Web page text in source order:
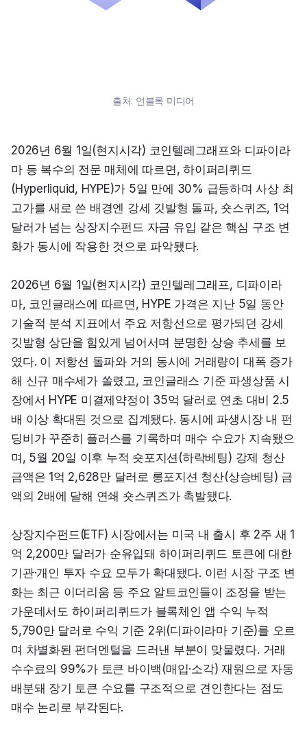
출처: 언블록 미디어
2026년 6월 1일(현지시각) 코인텔레그래프와 디파이라
마 등 복수의 전문 매체에 따르면, 하이퍼리퀴드
(Hyperliquid, HYPE)가 5일 만에 30% 급등하며 사상 최
고가를 새로 쓴 배경엔 강세 깃발형 돌파, 숏스퀴즈, 1억
달러가 넘는 상장지수펀드 자금 유입 같은 핵심 구조 변
화가 동시에 작용한 것으로 파악됐다.
2026년 6월 1일(현지시각) 코인텔레그래프, 디파이라
마, 코인글래스에 따르면, HYPE 가격은 지난 5일 동안
기술적 분석 지표에서 주요 저항선으로 평가되던 강세
깃발형 상단을 힘있게 넘어서며 분명한 상승 추세를 보
였다. 이 저항선 돌파와 거의 동시에 거래량이 대폭 증가
해 신규 매수세가 쏠렸고, 코인글래스 기준 파생상품 시
장에서 HYPE 미결제약정이 35억 달러로 연초 대비 2.5
배 이상 확대된 것으로 집계됐다. 동시에 파생시장 내 펀
딩비가 꾸준히 플러스를 기록하며 매수 수요가 지속됐으
며, 5월 20일 이후 누적 숏포지션(하락베팅) 강제 청산
금액은 1억 2,628만 달러로 롱포지션 청산(상승베팅) 금
액의 2배에 달해 연쇄 숏스퀴즈가 촉발됐다.
상장지수펀드(ETF) 시장에서는 미국 내 출시 후 2주 새 1
억 2,200만 달러가 순유입돼 하이퍼리퀴드 토큰에 대한
기관·개인 투자 수요 모두가 확대됐다. 이런 시장 구조 변
화는 최근 이더리움 등 주요 알트코인들이 조정을 받는
가운데서도 하이퍼리퀴드가 블록체인 앱 수익 누적
5,790만 달러로 수익 기준 2위(디파이라마 기준)를 오르
며 차별화된 펀더멘털을 드러낸 부분이 맞물렸다. 거래
수수료의 99%가 토큰 바이백(매입·소각) 재원으로 자동
배분돼 장기 토큰 수요를 구조적으로 견인한다는 점도
매수 논리로 부각된다.